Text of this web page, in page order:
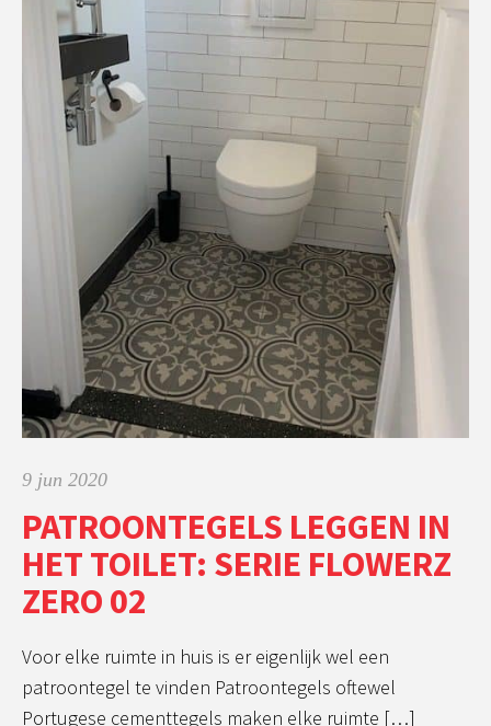
9 jun 2020
PATROONTEGELS LEGGEN IN
HET TOILET: SERIE FLOWERZ
ZERO 02
Voor elke ruimte in huis is er eigenlijk wel een
patroontegel te vinden Patroontegels oftewel
Portugese cementtegels maken elke ruimte […]